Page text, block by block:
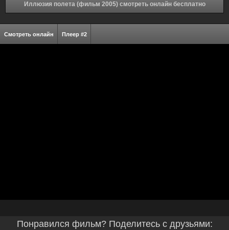
Иллюзия полета (фильм 2005) смотреть онлайн бесплатно
Смотреть онлайн Плеер #2
Понравился фильм? Поделитесь с друзьями: